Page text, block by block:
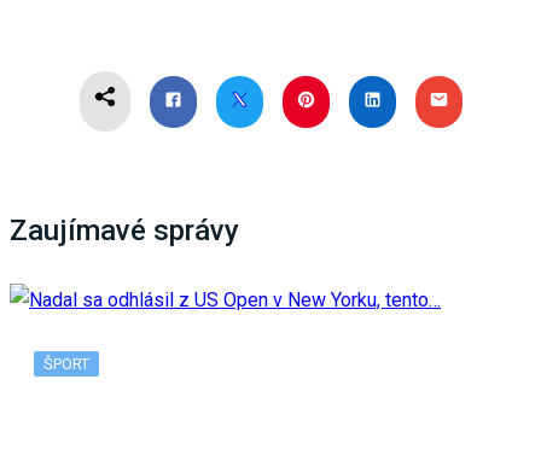
Zaujímavé správy
ŠPORT